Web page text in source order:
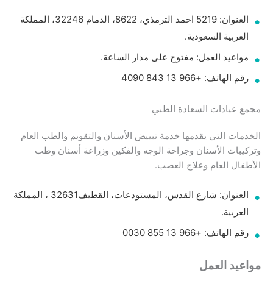
العنوان: 5219 احمد الترمذي، 8622، الدمام 32246، المملكة
العربية السعودية.
مواعيد العمل: مفتوح على مدار الساعة.
رقم الهاتف: +966 13 843 4090
مجمع عيادات السعادة الطبي
الخدمات التي يقدمها خدمة تبييض الأسنان والتقويم والطب العام
وتركيبات الأسنان وجراحة الوجه والفكين وزراعة أسنان وطب
الأطفال العام وعلاج العصب.
العنوان: شارع القدس، المستودعات، القطيف‎ 32631، المملكة
العربية.
رقم الهاتف: +966 13 855 0030
مواعيد العمل